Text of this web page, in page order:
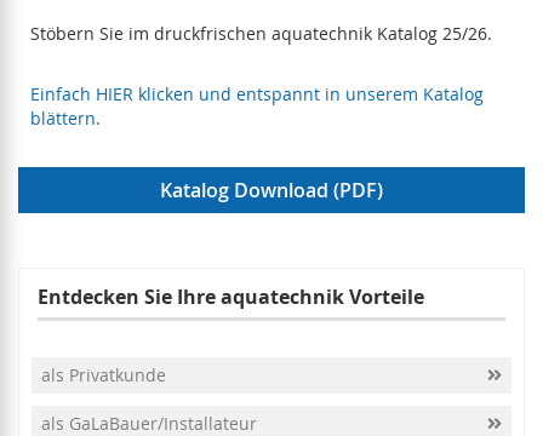
Stöbern Sie im druckfrischen aquatechnik Katalog 25/26.
Einfach HIER klicken und entspannt in unserem Katalog
blättern.
Katalog Download (PDF)
Entdecken Sie Ihre aquatechnik Vorteile
als Privatkunde
als GaLaBauer/Installateur